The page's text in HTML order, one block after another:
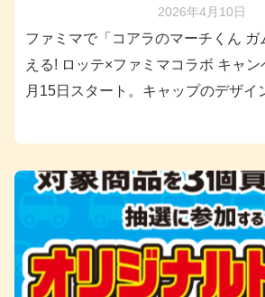
2026年4月10日
ファミマで「コアラのマーチくん ガ
える! ロッテ×ファミマコラボ キャ
月15日スタート。キャップのデザイ